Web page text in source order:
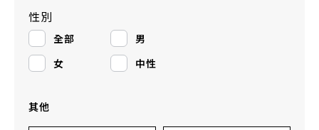
性別
全部
男
女
中性
其他